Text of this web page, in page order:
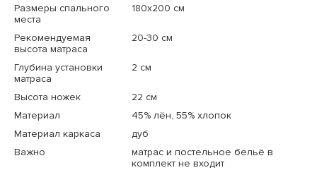
Размеры спального
места
180x200 см
Рекомендуемая
высота матраса
20-30 см
Глубина установки
матраса
2 см
Высота ножек
22 см
Материал
45% лён, 55% хлопок
Материал каркаса
дуб
Важно
матрас и постельное бельё в
комплект не входит